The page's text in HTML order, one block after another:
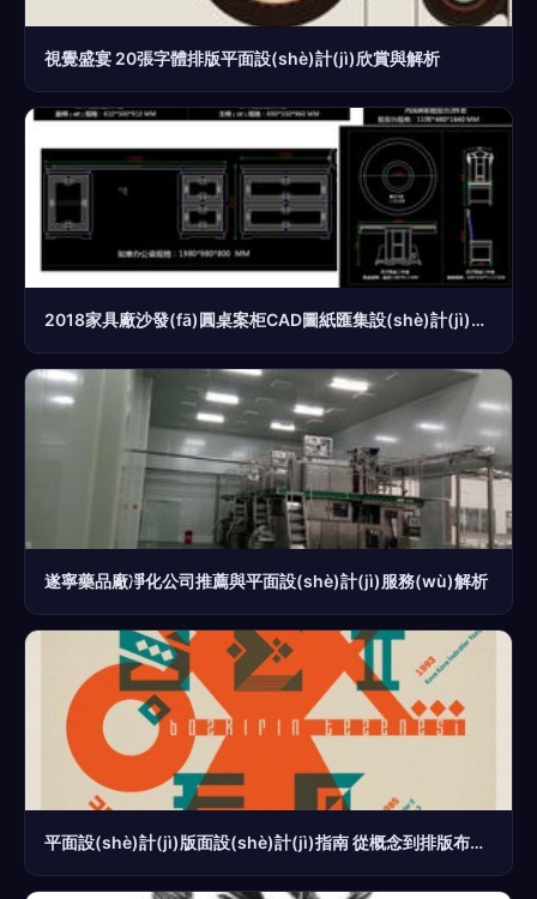
視覺盛宴 20張字體排版平面設(shè)計(jì)欣賞與解析
2018家具廠沙發(fā)圓桌案柜CAD圖紙匯集設(shè)計(jì)平面圖下載指南——編號(hào)17123586平面設(shè)計(jì)解析
遂寧藥品廠凈化公司推薦與平面設(shè)計(jì)服務(wù)解析
平面設(shè)計(jì)版面設(shè)計(jì)指南 從概念到排版布局技巧